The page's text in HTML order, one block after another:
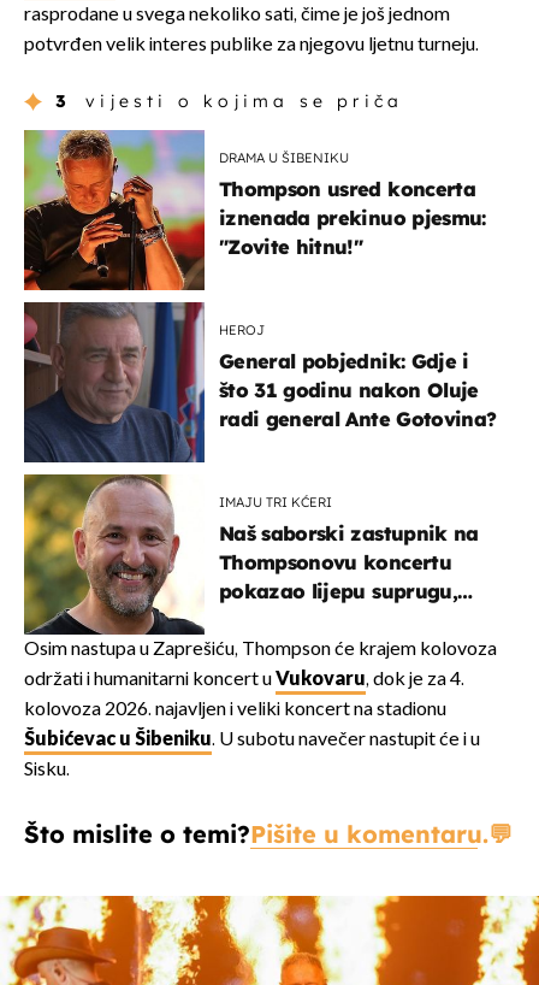
rasprodane u svega nekoliko sati, čime je još jednom
potvrđen velik interes publike za njegovu ljetnu turneju.
3 vijesti o kojima se priča
DRAMA U ŠIBENIKU
Thompson usred koncerta
iznenada prekinuo pjesmu:
"Zovite hitnu!"
HEROJ
General pobjednik: Gdje i
što 31 godinu nakon Oluje
radi general Ante Gotovina?
IMAJU TRI KĆERI
Naš saborski zastupnik na
Thompsonovu koncertu
pokazao lijepu suprugu,
javnost
Osim nastupa u Zaprešiću, Thompson će krajem kolovoza
održati i humanitarni koncert uVukovaru, dok je za 4.
kolovoza 2026. najavljen i veliki koncert na stadionu
Šubićevac u Šibeniku. U subotu navečer nastupit će i u
Sisku.
Što mislite o temi?Pišite u komentaru.